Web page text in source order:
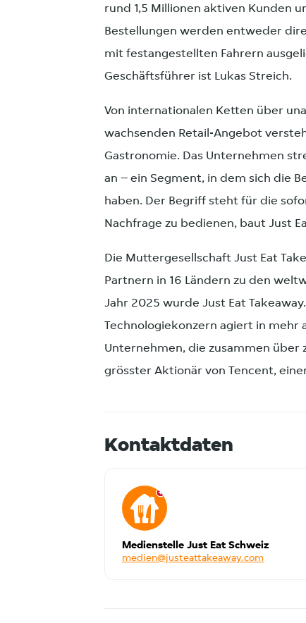
rund 1,5 Millionen aktiven Kunden
Bestellungen werden entweder
mit festangestellten Fahrern
Geschäftsführer ist Lukas Streich.
Von internationalen Ketten über
wachsenden Retail-Angebot
Gastronomie. Das Unternehmen
an – ein Segment, in dem sich die
haben. Der Begriff steht für die
Nachfrage zu bedienen, baut Just
Die Muttergesellschaft Just Eat
Partnern in 16 Ländern zu den
Jahr 2025 wurde Just Eat
Technologiekonzern agiert in mehr
Unternehmen, die zusammen über
grösster Aktionär von Tencent,
Kontaktdaten
Medienstelle Just Eat Schweiz
medien@justeattakeaway.com